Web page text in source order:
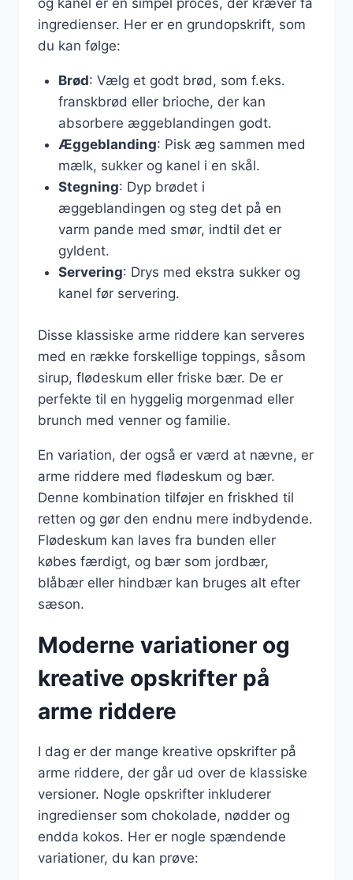
og kanel er en simpel proces, der kræver få
ingredienser. Her er en grundopskrift, som
du kan følge:
Brød: Vælg et godt brød, som f.eks.
franskbrød eller brioche, der kan
absorbere æggeblandingen godt.
Æggeblanding: Pisk æg sammen med
mælk, sukker og kanel i en skål.
Stegning: Dyp brødet i
æggeblandingen og steg det på en
varm pande med smør, indtil det er
gyldent.
Servering: Drys med ekstra sukker og
kanel før servering.
Disse klassiske arme riddere kan serveres
med en række forskellige toppings, såsom
sirup, flødeskum eller friske bær. De er
perfekte til en hyggelig morgenmad eller
brunch med venner og familie.
En variation, der også er værd at nævne, er
arme riddere med flødeskum og bær.
Denne kombination tilføjer en friskhed til
retten og gør den endnu mere indbydende.
Flødeskum kan laves fra bunden eller
købes færdigt, og bær som jordbær,
blåbær eller hindbær kan bruges alt efter
sæson.
Moderne variationer og
kreative opskrifter på
arme riddere
I dag er der mange kreative opskrifter på
arme riddere, der går ud over de klassiske
versioner. Nogle opskrifter inkluderer
ingredienser som chokolade, nødder og
endda kokos. Her er nogle spændende
variationer, du kan prøve: